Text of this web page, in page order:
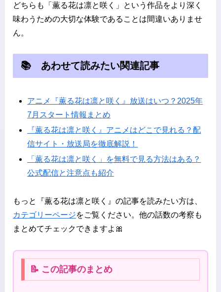
どちらも「薫る花は凛と咲く」という作品をより深く
味わうための大切な体験であることは間違いありませ
ん。
📚 あわせて読みたい関連記事
アニメ『薫る花は凛と咲く』放送はいつ？2025年
7月スタート情報まとめ
『薫る花は凛と咲く』アニメはどこで見れる？配
信サイト・放送局を徹底解説！
「薫る花は凛と咲く」を無料で見る方法はある？
公式配信と注意点も紹介
もっと『薫る花は凛と咲く』の記事を読みたい方は、
カテゴリーページをご覧ください。他の話数の考察も
まとめてチェックできますよ🎀
📝 この記事のまとめ